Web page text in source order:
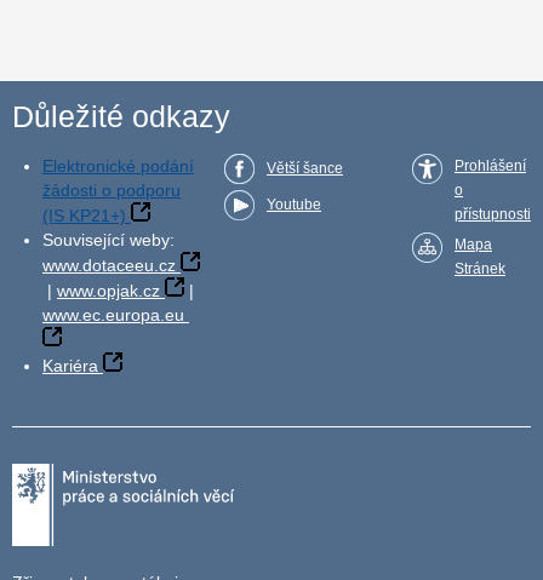
Důležité odkazy
Elektronické podání
žádosti o podporu
(IS KP21+)
Související weby:
www.dotaceeu.cz
| www.opjak.cz
|
www.ec.europa.eu
Kariéra
Větší šance
Youtube
Prohlášení
o
přístupnosti
Mapa
Stránek